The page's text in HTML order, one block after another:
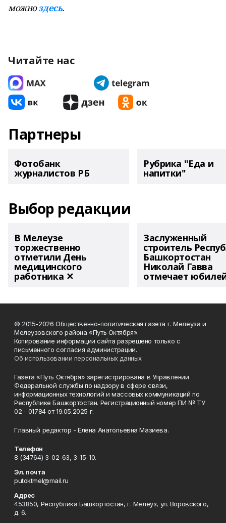
можноздесь.
Читайте нас
Партнеры
Фотобанк
журналистов РБ
Рубрика "Еда и
напитки"
Выбор редакции
В Мелеузе
торжественно
отметили День
медицинского
работника ✕
Заслуженный
строитель
Башкортостан
Николай Гавва
отмечает
© 2015-2026 Общественно-политическая газета г. Мелеуза и
Мелеузовского района «Путь Октября».
Копирование информации сайта разрешено только с
письменного согласия администрации.
Об использовании персональных данных
Газета «Путь Октября» зарегистрирована в Управлении
Федеральной службы по надзору в сфере связи,
информационных технологий и массовых коммуникаций по
Республике Башкортостан. Регистрационный номер ПИ № ТУ
02 - 01784 от 19.05.2025 г.
Главный редактор - Елена Анатольевна Мазиева.
Телефон
8 (34764) 3-02-63, 3-15-10.
Эл. почта
putoktmel@mail.ru
Адрес
453850, Республика Башкортостан, г. Мелеуз, ул. Воровского,
д. 6.